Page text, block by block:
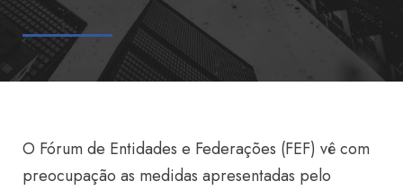
O Fórum de Entidades e Federações (FEF) vê com
preocupação as medidas apresentadas pelo